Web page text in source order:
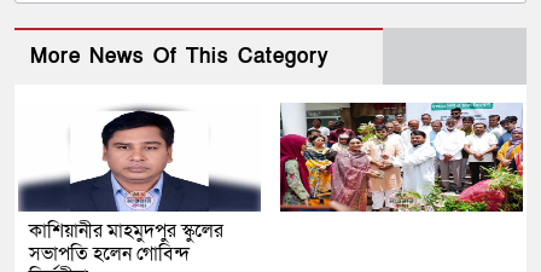
More News Of This Category
কাশিয়ানীর মাহমুদপুর স্কুলের
সভাপতি হলেন গোবিন্দ